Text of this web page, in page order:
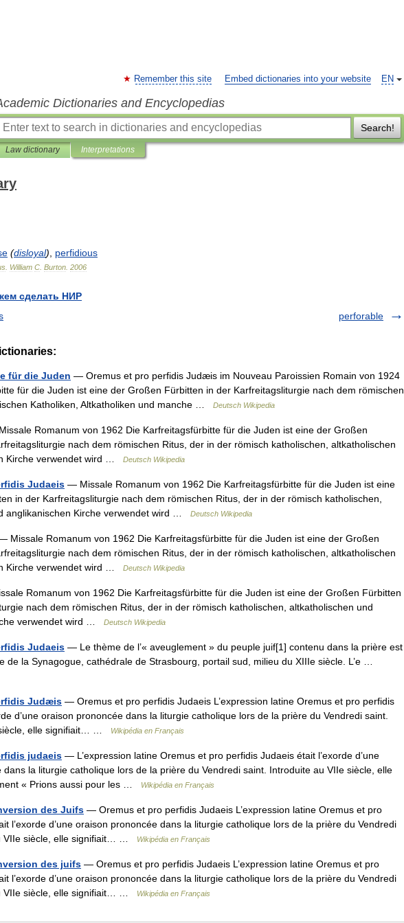
EN
Remember this site Embed dictionaries into your website
Dictionaries and Encyclopedias
Search!
Law dictionary Interpretations
(disloyal) perfidious
William C Burton 2006
сделать НИР
perforable
für die Juden — Oremus et pro perfidis Judæis im Nouveau Paroissien Romain von 1924
für die Juden ist eine der Großen Fürbitten in der Karfreitagsliturgie nach dem römischen
Katholiken, Altkatholiken und manche …
Deutsch Wikipedia
Romanum von 1962 Die Karfreitagsfürbitte für die Juden ist eine der Großen
nach dem römischen Ritus, der in der römisch katholischen, altkatholischen
Kirche verwendet wird …
Deutsch Wikipedia
Judaeis — Missale Romanum von 1962 Die Karfreitagsfürbitte für die Juden ist eine
in der Karfreitagsliturgie nach dem römischen Ritus, der in der römisch katholischen,
anglikanischen Kirche verwendet wird …
Deutsch Wikipedia
Missale Romanum von 1962 Die Karfreitagsfürbitte für die Juden ist eine der Großen
nach dem römischen Ritus, der in der römisch katholischen, altkatholischen
Kirche verwendet wird …
Deutsch Wikipedia
Romanum von 1962 Die Karfreitagsfürbitte für die Juden ist eine der Großen Fürbitten
nach dem römischen Ritus, der in der römisch katholischen, altkatholischen und
verwendet wird …
Deutsch Wikipedia
Judaeis — Le thème de l’« aveuglement » du peuple juif[1] contenu dans la prière est
de la Synagogue, cathédrale de Strasbourg, portail sud, milieu du XIIIe siècle. L’e …
Judæis — Oremus et pro perfidis Judaeis L’expression latine Oremus et pro perfidis
d’une oraison prononcée dans la liturgie catholique lors de la prière du Vendredi saint.
elle signifiait… …
Wikipédia en Français
judaeis — L’expression latine Oremus et pro perfidis Judaeis était l’exorde d’une
la liturgie catholique lors de la prière du Vendredi saint. Introduite au VIIe siècle, elle
« Prions aussi pour les …
Wikipédia en Français
des Juifs — Oremus et pro perfidis Judaeis L’expression latine Oremus et pro
l’exorde d’une oraison prononcée dans la liturgie catholique lors de la prière du Vendredi
VIIe siècle, elle signifiait… …
Wikipédia en Français
des juifs — Oremus et pro perfidis Judaeis L’expression latine Oremus et pro
l’exorde d’une oraison prononcée dans la liturgie catholique lors de la prière du Vendredi
VIIe siècle, elle signifiait… …
Wikipédia en Français